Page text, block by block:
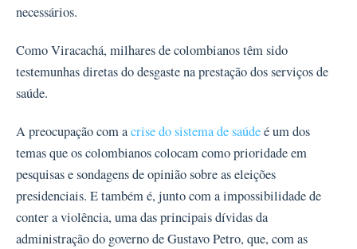
necessários.
Como Viracachá, milhares de colombianos têm sido
testemunhas diretas do desgaste na prestação dos serviços de
saúde.
A preocupação com acrise do sistema de saúdeé um dos
temas que os colombianos colocam como prioridade em
pesquisas e sondagens de opinião sobre as eleições
presidenciais. E também é, junto com a impossibilidade de
conter a violência, uma das principais dívidas da
administração do governo de Gustavo Petro, que, com as